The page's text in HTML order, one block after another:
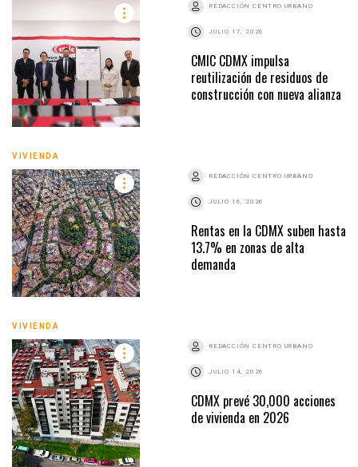
REDACCIÓN CENTRO URBANO
JULIO 17, 2026
CMIC CDMX impulsa
reutilización de residuos de
construcción con nueva alianza
VIVIENDA
REDACCIÓN CENTRO URBANO
JULIO 16, 2026
Rentas en la CDMX suben hasta
13.7% en zonas de alta
demanda
VIVIENDA
REDACCIÓN CENTRO URBANO
JULIO 14, 2026
CDMX prevé 30,000 acciones
de vivienda en 2026